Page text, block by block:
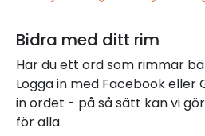
Bidra med ditt rim
Har du ett ord som rimmar
Logga in med Facebook eller
in ordet - på så sätt kan vi
för alla.